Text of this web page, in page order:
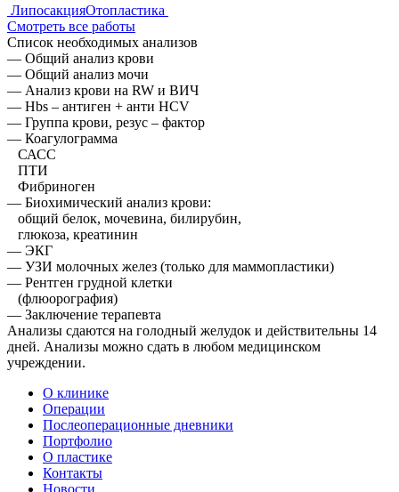
Навигация
по
записям
ЛипосакцияОтопластика
Смотреть все работы
Список необходимых анализов
— Общий анализ крови
— Общий анализ мочи
— Анализ крови на RW и ВИЧ
— Hbs – антиген + анти HCV
— Группа крови, резус – фактор
— Коагулограмма
САСС
ПТИ
Фибриноген
— Биохимический анализ крови:
общий белок, мочевина, билирубин,
глюкоза, креатинин
— ЭКГ
— УЗИ молочных желез (только для маммопластики)
— Рентген грудной клетки
(флюорография)
— Заключение терапевта
Анализы сдаются на голодный желудок и действительны 14
дней. Анализы можно сдать в любом медицинском
учреждении.
О клинике
Операции
Послеоперационные дневники
Портфолио
О пластике
Контакты
Новости